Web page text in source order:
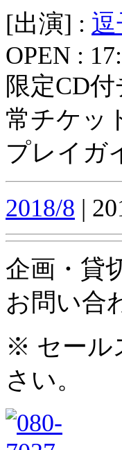
[出演] :
OPEN :
限定CD
常チケッ
プレイガ
2018/8 |
企画・貸
お問い合
※ セール
さい。